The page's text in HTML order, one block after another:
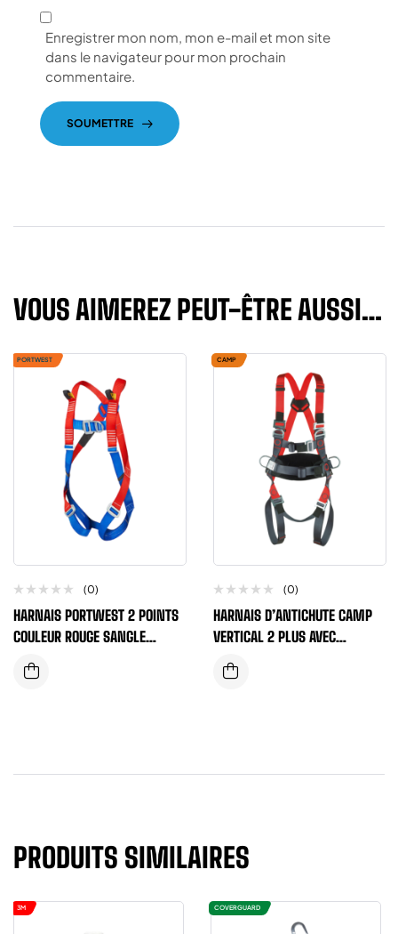
Enregistrer mon nom, mon e-mail et mon site
dans le navigateur pour mon prochain
commentaire.
SOUMETTRE
VOUS AIMEREZ PEUT-ÊTRE AUSSI…
PORTWEST
(0)
HARNAIS PORTWEST 2 POINTS
COULEUR ROUGE SANGLE
POLYESTER CERTIFIE CE
CAMP
(0)
HARNAIS D’ANTICHUTE CAMP
VERTICAL 2 PLUS AVEC
CEINTURE DE MAINTIEN ET 5
ANNEAUX
PRODUITS SIMILAIRES
3M COVERGUARD